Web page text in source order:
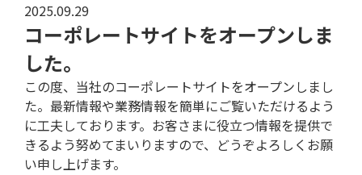
2025.09.29
コーポレートサイトをオープンしま
した。
この度、当社のコーポレートサイトをオープンしまし
た。最新情報や業務情報を簡単にご覧いただけるよう
に工夫しております。お客さまに役立つ情報を提供で
きるよう努めてまいりますので、どうぞよろしくお願
い申し上げます。